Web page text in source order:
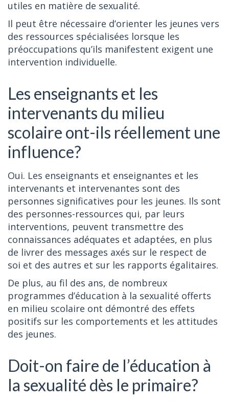
utiles en matière de sexualité.
Il peut être nécessaire d’orienter les jeunes vers
des ressources spécialisées lorsque les
préoccupations qu’ils manifestent exigent une
intervention individuelle.
Les enseignants et les
intervenants du milieu
scolaire ont-ils réellement une
influence?
Oui. Les enseignants et enseignantes et les
intervenants et intervenantes sont des
personnes significatives pour les jeunes. Ils sont
des personnes-ressources qui, par leurs
interventions, peuvent transmettre des
connaissances adéquates et adaptées, en plus
de livrer des messages axés sur le respect de
soi et des autres et sur les rapports égalitaires.
De plus, au fil des ans, de nombreux
programmes d’éducation à la sexualité offerts
en milieu scolaire ont démontré des effets
positifs sur les comportements et les attitudes
des jeunes.
Doit-on faire de l’éducation à
la sexualité dès le primaire?